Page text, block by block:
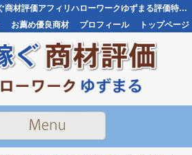
7月, 2014 | 評価特典.確実に稼ぐ商材評価アフィリハローワークゆずまる評価特典.確実に稼ぐ商材評価アフィリハローワークゆずまる
トップページ
プロフィール
お薦め優良商材